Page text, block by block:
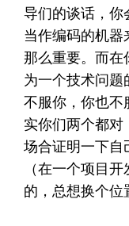
导们的谈话，你
当作编码的机器
那么重要。而在
为一个技术问
不服你，你也不
实你们两个都
场合证明一下自
（在一个项目
的，总想换个位